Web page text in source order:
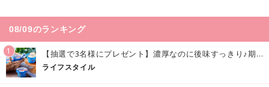
08/09のランキング
1 【抽選で3名様にプレゼント】濃厚なのに後味すっきり♪期間限定の「メイトーのなめらかプリン カルピス®入りソース」で夏を味わおう！
ライフスタイル